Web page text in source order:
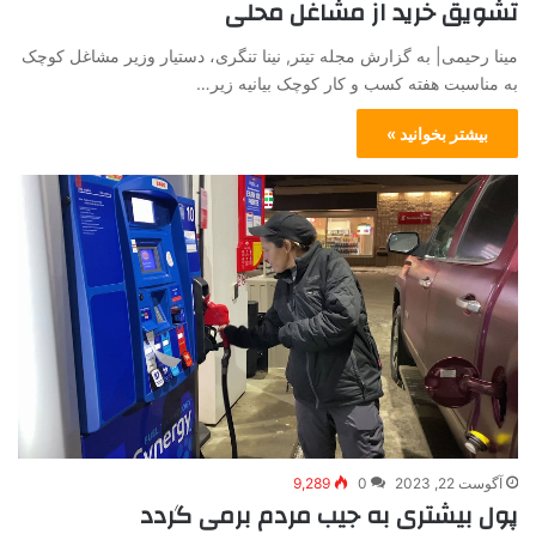
تشویق خرید از مشاغل محلی
مینا رحیمی| به گزارش مجله تیتر, نینا تنگری، دستیار وزیر مشاغل کوچک
به مناسبت هفته کسب و کار کوچک بیانیه زیر…
بیشتر بخوانید »
آگوست 22, 2023 0
9,289
پول بیشتری به جیب مردم برمی گردد